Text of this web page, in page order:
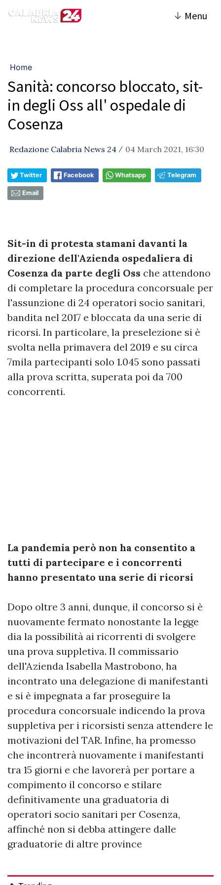
↓ Menu
Home
Sanità: concorso bloccato, sit-
in degli Oss all' ospedale di
Cosenza
Redazione Calabria News 24 / 04 March 2021, 16:30
Twitter Facebook Whatsapp Telegram
Email
Sit-in di protesta stamani davanti la
direzione dell'Azienda ospedaliera di
Cosenza da parte degli Oss che attendono
di completare la procedura concorsuale per
l'assunzione di 24 operatori socio sanitari,
bandita nel 2017 e bloccata da una serie di
ricorsi. In particolare, la preselezione si è
svolta nella primavera del 2019 e su circa
7mila partecipanti solo 1.045 sono passati
alla prova scritta, superata poi da 700
concorrenti.
La pandemia però non ha consentito a
tutti di partecipare e i concorrenti
hanno presentato una serie di ricorsi
Dopo oltre 3 anni, dunque, il concorso si è
nuovamente fermato nonostante la legge
dia la possibilità ai ricorrenti di svolgere
una prova suppletiva. Il commissario
dell'Azienda Isabella Mastrobono, ha
incontrato una delegazione di manifestanti
e si è impegnata a far proseguire la
procedura concorsuale indicendo la prova
suppletiva per i ricorsisti senza attendere le
motivazioni del TAR. Infine, ha promesso
che incontrerà nuovamente i manifestanti
tra 15 giorni e che lavorerà per portare a
compimento il concorso e stilare
definitivamente una graduatoria di
operatori socio sanitari per Cosenza,
affinché non si debba attingere dalle
graduatorie di altre province